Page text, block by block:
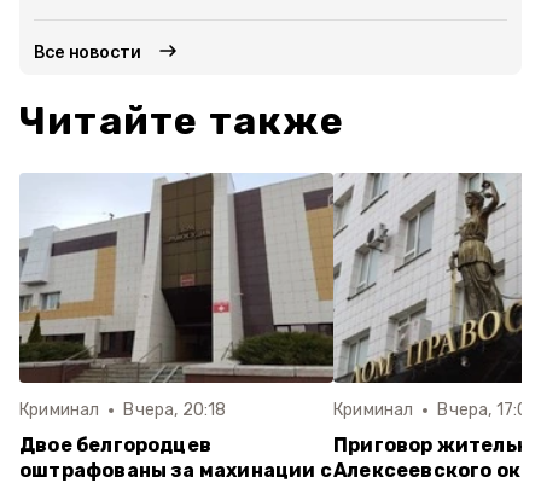
Все новости
Читайте также
Криминал Вчера, 20:18
Двое белгородцев
оштрафованы за махинации с
Криминал Вчера, 17:07
Приговор
Алексеевского